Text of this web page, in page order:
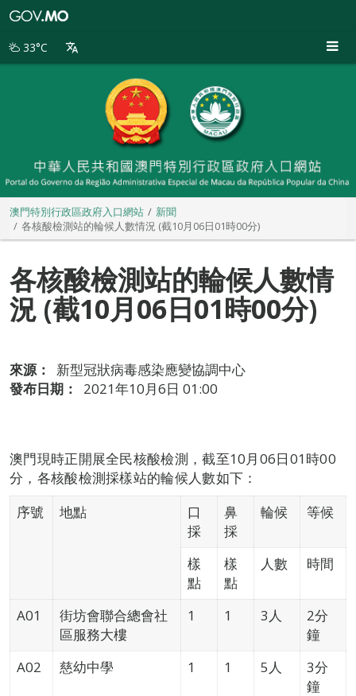
別
33°C
澳門特別行政區政府入口網站
新聞
各核酸檢測站的輪候人數情況 (截10月06日01時00分)
各核酸檢測站的輪候人數情
況 (截10月06日01時00分)
來源：
新型冠狀病毒感染應變協調中心
發布日期：
2021年10月6日 01:00
澳門現時正開展全民核酸檢測，截至10月06日01時00
分，各核酸檢測採樣站的輪候人數如下：
序號
地點
口
採
鼻
採
輪候 等候
樣
點
樣
點
人數 時間
A01
街坊會聯合總會社
區服務大樓
1 1 3人
2分
鐘
A02
慈幼中學 1 1 5人
3分
鐘